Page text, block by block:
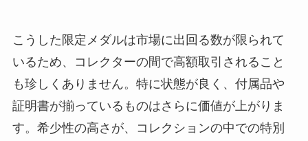
こうした限定メダルは市場に出回る数が限られて
いるため、コレクターの間で高額取引されること
も珍しくありません。特に状態が良く、付属品や
証明書が揃っているものはさらに価値が上がりま
す。希少性の高さが、コレクションの中での特別